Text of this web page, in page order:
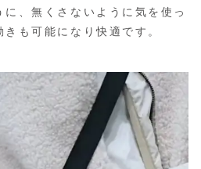
、無くさないように気を使っ
も可能になり快適です。